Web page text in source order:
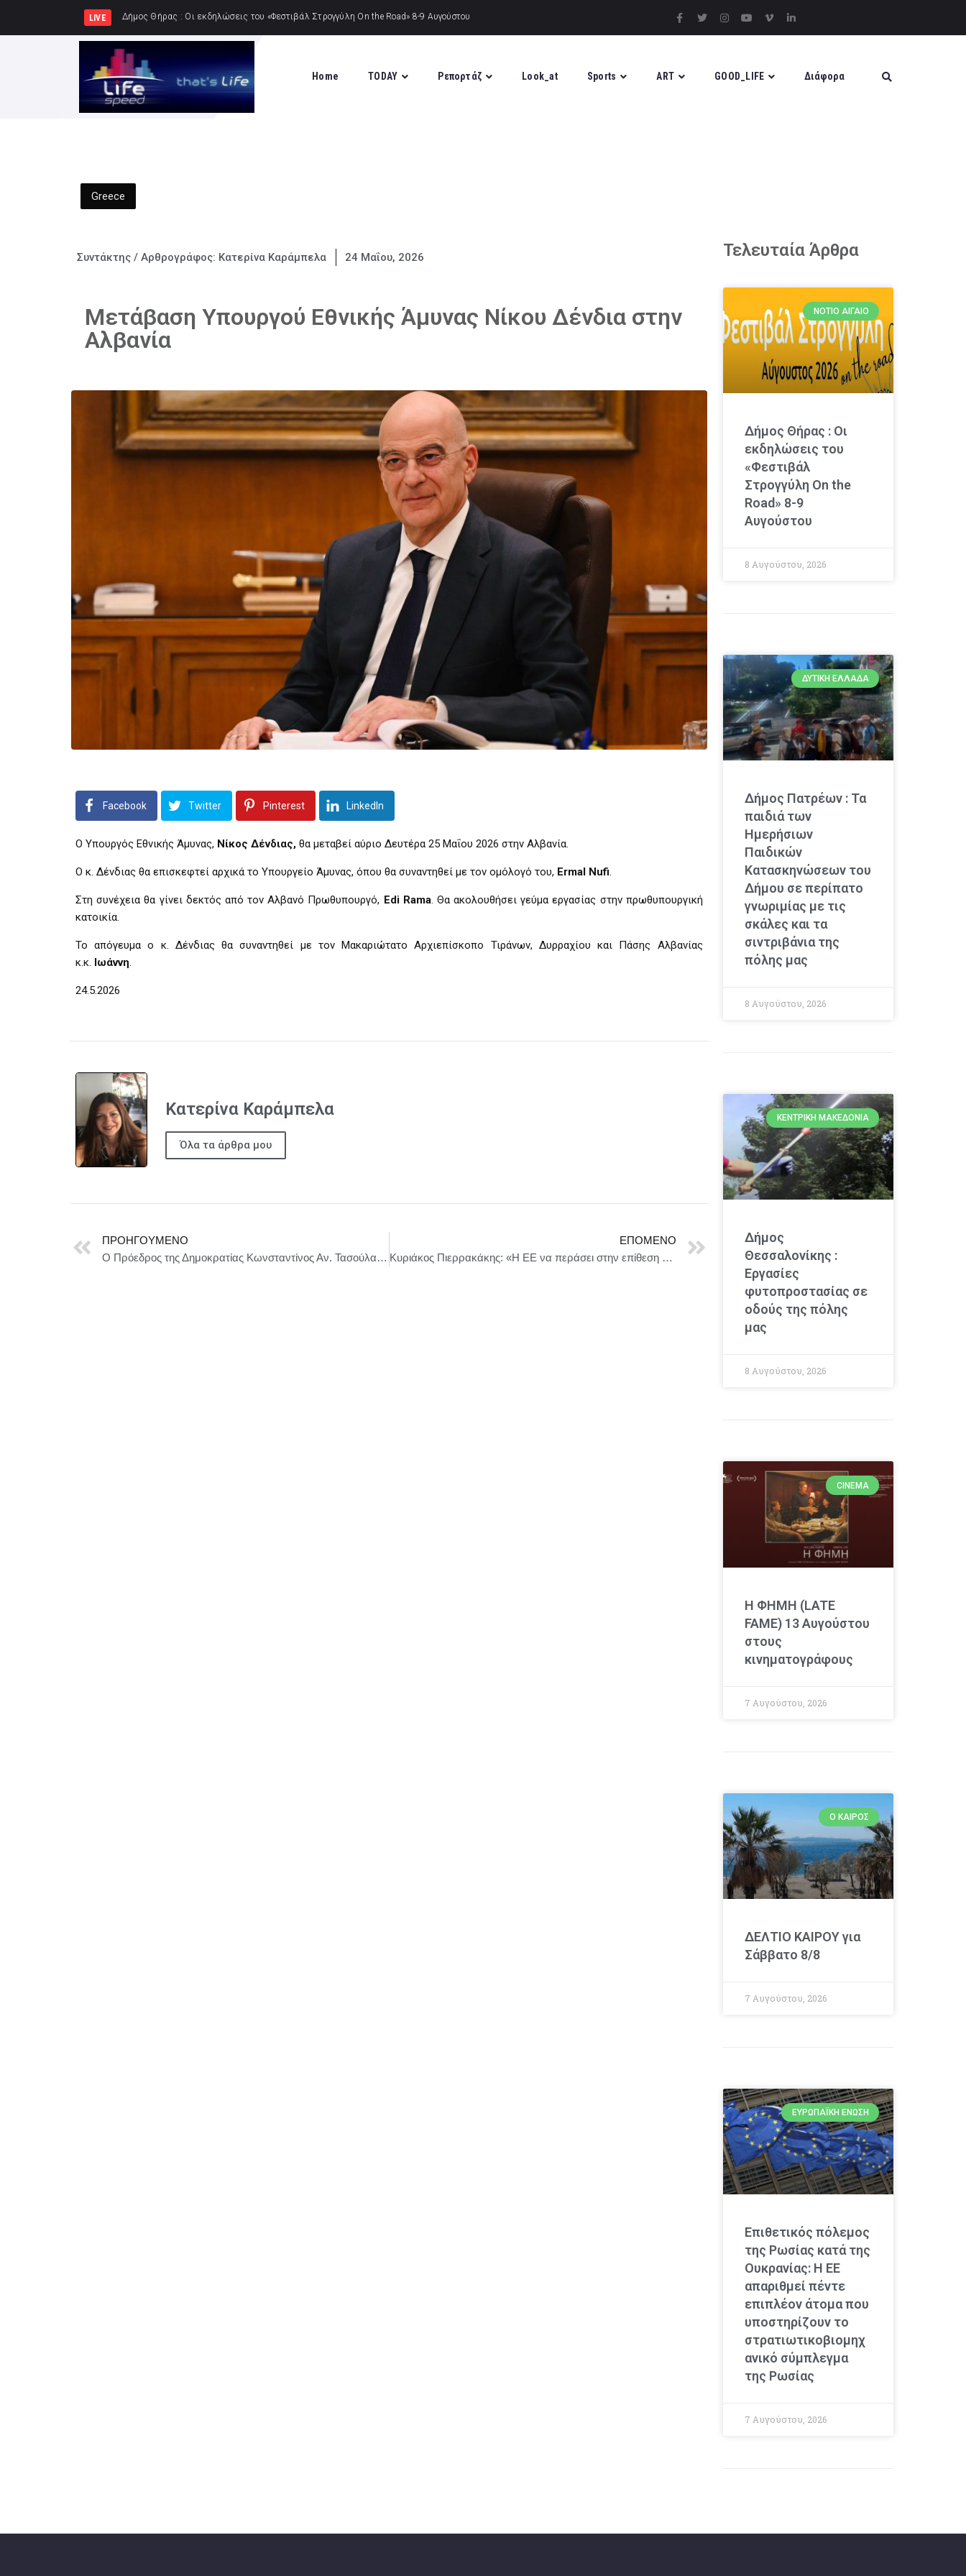
LIVE Δήμος Πατρέων : Τα
Home TODAY Ρεπορτάζ Look_at Sports ART GOOD_LIFE Διάφορα
Greece
Συντάκτης / Αρθρογράφος: Κατερίνα Καράμπελα 24 Μαΐου, 2026
Μετάβαση Υπουργού Εθνικής Άμυνας Νίκου Δένδια στην
Αλβανία
Facebook Twitter Pinterest LinkedIn
Ο Υπουργός Εθνικής Άμυνας, Νίκος Δένδιας, θα μεταβεί αύριο Δευτέρα 25 Μαΐου 2026 στην Αλβανία.
Ο κ. Δένδιας θα επισκεφτεί αρχικά το Υπουργείο Άμυνας, όπου θα συναντηθεί με τον ομόλογό του, Ermal Nufi.
Στη συνέχεια θα γίνει δεκτός από τον Αλβανό Πρωθυπουργό, Edi Rama. Θα ακολουθήσει γεύμα εργασίας στην πρωθυπουργική
κατοικία.
Το απόγευμα ο κ. Δένδιας θα συναντηθεί με τον Μακαριώτατο Αρχιεπίσκοπο Τιράνων, Δυρραχίου και Πάσης Αλβανίας
κ.κ. Ιωάννη.
24.5.2026
Κατερίνα Καράμπελα
Όλα τα άρθρα μου
ΠΡΟΗΓΟΎΜΕΝΟ
Ο Πρόεδρος της Δημοκρατίας Κωνσταντίνος Αν. Τασούλας στην Ημέρα Μνήμης της Γενοκτονίας των Ελλήνων του Πόντου
ΕΠΌΜΕΝΟ
Κυριάκος Πιερρακάκης: «Η ΕΕ να περάσει στην επίθεση – Έργο win-win ο GSI»
Τελευταία Άρθρα
ΝΌΤΙΟ ΑΙΓΑΊΟ
Δήμος Θήρας : Οι
εκδηλώσεις του
«Φεστιβάλ
Στρογγύλη On the
Road» 8-9
Αυγούστου
8 Αυγούστου, 2026
ΔΥΤΙΚΉ ΕΛΛΆΔΑ
Δήμος Πατρέων : Τα
παιδιά των
Ημερήσιων
Παιδικών
Κατασκηνώσεων του
Δήμου σε περίπατο
γνωριμίας με τις
σκάλες και τα
σιντριβάνια της
πόλης μας
8 Αυγούστου, 2026
ΚΕΝΤΡΙΚΉ ΜΑΚΕΔΟΝΊΑ
Δήμος
Θεσσαλονίκης :
Εργασίες
φυτοπροστασίας σε
οδούς της πόλης
μας
8 Αυγούστου, 2026
CINEMA
Η ΦΗΜΗ (LATE
FAME) 13 Αυγούστου
στους
κινηματογράφους
7 Αυγούστου, 2026
Ο ΚΑΙΡΌΣ
ΔΕΛΤΙΟ ΚΑΙΡΟΥ για
Σάββατο 8/8
7 Αυγούστου, 2026
ΕΥΡΩΠΑΪΚΉ ΈΝΩΣΗ
Επιθετικός πόλεμος
της Ρωσίας κατά της
Ουκρανίας: Η ΕΕ
απαριθμεί πέντε
επιπλέον άτομα που
υποστηρίζουν το
στρατιωτικοβιομηχ
ανικό σύμπλεγμα
της Ρωσίας
7 Αυγούστου, 2026